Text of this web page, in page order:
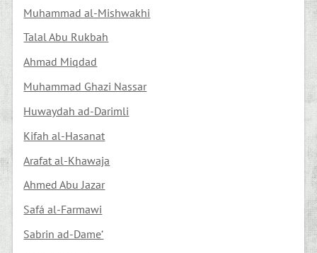
Muhammad al-Mishwakhi
Talal Abu Rukbah
Ahmad Miqdad
Muhammad Ghazi Nassar
Huwaydah ad-Darimli
Kifah al-Hasanat
Arafat al-Khawaja
Ahmed Abu Jazar
Safá al-Farmawi
Sabrin ad-Dame‘